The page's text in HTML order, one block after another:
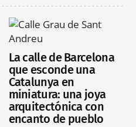
La calle de Barcelona
que esconde una
Catalunya en
miniatura: una joya
arquitectónica con
encanto de pueblo